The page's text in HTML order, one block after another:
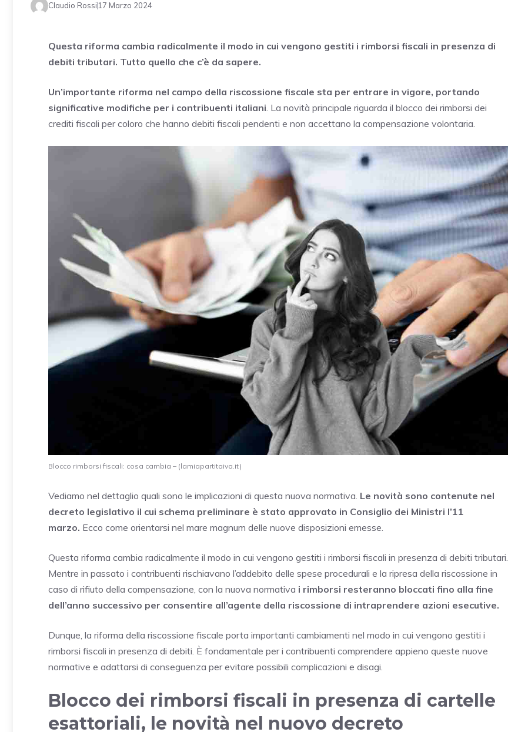
Claudio Rossi 17 Marzo 2024
Questa riforma cambia radicalmente il modo in cui vengono gestiti i rimborsi fiscali in presenza di
debiti tributari. Tutto quello che c’è da sapere.
Un’importante riforma nel campo della riscossione fiscale sta per entrare in vigore, portando
significative modifiche per i contribuenti italiani . La novità principale riguarda il blocco dei rimborsi dei
crediti fiscali per coloro che hanno debiti fiscali pendenti e non accettano la compensazione volontaria.
Blocco rimborsi fiscali: cosa cambia – (lamiapartitaiva.it)
Vediamo nel dettaglio quali sono le implicazioni di questa nuova normativa. Le novità sono contenute nel
decreto legislativo il cui schema preliminare è stato approvato in Consiglio dei Ministri l’11
marzo. Ecco come orientarsi nel mare magnum delle nuove disposizioni emesse.
Questa riforma cambia radicalmente il modo in cui vengono gestiti i rimborsi fiscali in presenza di debiti tributari.
Mentre in passato i contribuenti rischiavano l’addebito delle spese procedurali e la ripresa della riscossione in
caso di rifiuto della compensazione, con la nuova normativa i rimborsi resteranno bloccati fino alla fine
dell’anno successivo per consentire all’agente della riscossione di intraprendere azioni esecutive.
Dunque, la riforma della riscossione fiscale porta importanti cambiamenti nel modo in cui vengono gestiti i
rimborsi fiscali in presenza di debiti. È fondamentale per i contribuenti comprendere appieno queste nuove
normative e adattarsi di conseguenza per evitare possibili complicazioni e disagi.
Blocco dei rimborsi fiscali in presenza di cartelle
esattoriali, le novità nel nuovo decreto